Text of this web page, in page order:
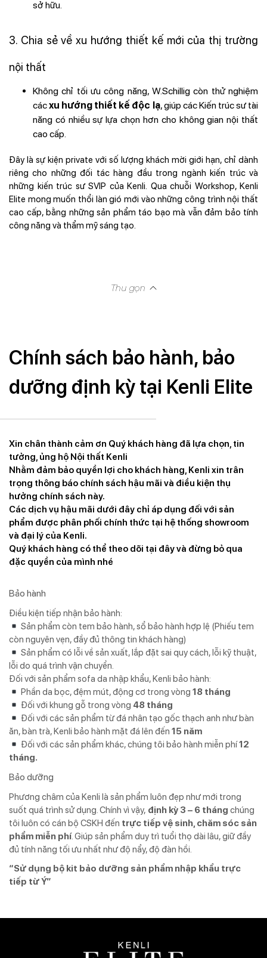
sở hữu.
3. Chia sẻ về xu hướng thiết kế mới của thị trường
nội thất
Không chỉ tối ưu công năng, W.Schillig còn thử nghiệm
cácxu hướng thiết kế độc lạ, giúp các Kiến trúc sư tài
năng có nhiều sự lựa chọn hơn cho không gian nội thất
cao cấp.
Đây là sự kiện private với số lượng khách mời giới hạn, chỉ dành
riêng cho những đối tác hàng đầu trong ngành kiến trúc và
những kiến trúc sư SVIP của Kenli. Qua chuỗi Workshop, Kenli
Elite mong muốn thổi làn gió mới vào những công trình nội thất
cao cấp, bằng những sản phẩm táo bạo mà vẫn đảm bảo tính
công năng và thẩm mỹ sáng tạo.
Thu gọn
Chính sách bảo hành, bảo
dưỡng định kỳ tại Kenli Elite
Xin chân thành cảm ơn Quý khách hàng đã lựa chọn, tin
tưởng, ủng hộ Nội thất Kenli
Nhằm đảm bảo quyền lợi cho khách hàng, Kenli xin trân
trọng thông báo chính sách hậu mãi và điều kiện thụ
hưởng chính sách này.
Các dịch vụ hậu mãi dưới đây chỉ áp dụng đối với sản
phẩm được phân phối chính thức tại hệ thống showroom
và đại lý của Kenli.
Quý khách hàng có thể theo dõi tại đây và đừng bỏ qua
đặc quyền của mình nhé
Bảo hành
Điều kiện tiếp nhận bảo hành:
Sản phẩm còn tem bảo hành, sổ bảo hành hợp lệ (Phiếu tem
còn nguyên vẹn, đầy đủ thông tin khách hàng)
Sản phẩm có lỗi về sản xuất, lắp đặt sai quy cách, lỗi kỹ thuật,
lỗi do quá trình vận chuyển.
Đối với sản phẩm sofa da nhập khẩu, Kenli bảo hành:
Phần da bọc, đệm mút, động cơ trong vòng18 tháng
Đối với khung gỗ trong vòng 48 tháng
Đối với các sản phẩm từ đá nhân tạo gốc thạch anh như bàn
ăn, bàn trà, Kenli bảo hành mặt đá lên đến 15 năm
Đối với các sản phẩm khác, chúng tôi bảo hành miễn phí12
tháng.
Bảo dưỡng
Phương châm của Kenli là sản phẩm luôn đẹp như mới trong
suốt quá trình sử dụng. Chính vì vậy, định kỳ 3 – 6 tháng chúng
tôi luôn có cán bộ CSKH đến trực tiếp vệ sinh, chăm sóc sản
phẩm miễn phí. Giúp sản phẩm duy trì tuổi thọ dài lâu, giữ đầy
đủ tính năng tối ưu nhất như độ nẩy, độ đàn hồi.
“Sử dụng bộ kit bảo dưỡng sản phẩm nhập khẩu trực
tiếp từ Ý”